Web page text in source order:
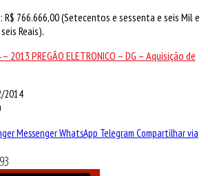
R$ 766.666,00 (Setecentos e sessenta e seis Mil e
Reais).
– 2013 PREGÃO ELETRONICO – DG – Aquisição de
2014
MessengerWhatsApp Telegram Compartilhar via